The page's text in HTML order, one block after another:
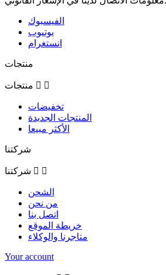
الفيسبوك
يوتيوب
انستغرام
منتجات
منتجات  
تخفيضات
المنتجات الجديدة
الأكثر مبيعا
شركتنا
شركتنا  
الشحن
من نحن
اتصل بنا
خريطة الموقع
متاجرنا والوكلاء
Your account